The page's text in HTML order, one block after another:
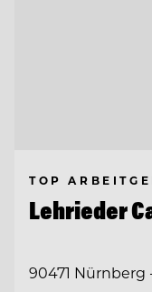
TOP
Lehrieder
90471